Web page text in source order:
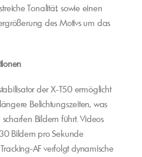
Tonalität, sowie einen
des Motivs um das
der X-T50 ermöglicht
Belichtungszeiten, was
Bildern führt. Videos
Bildern pro Sekunde
AF verfolgt dynamische